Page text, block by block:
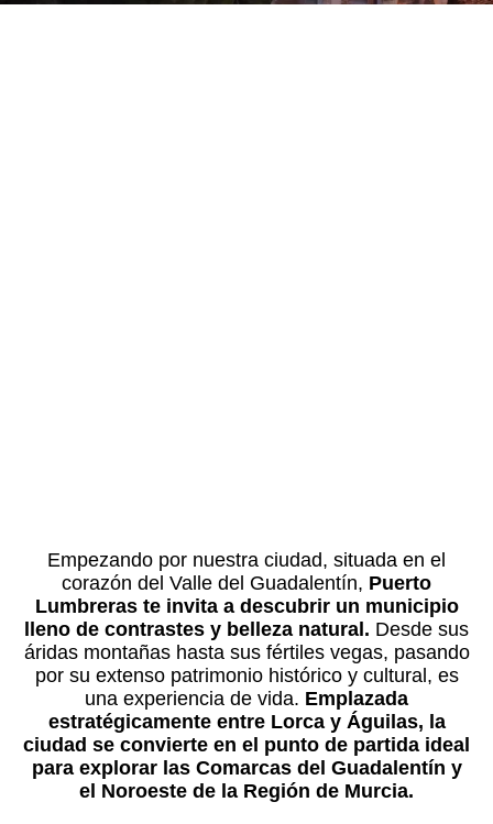
Empezando por nuestra ciudad, situada en el
corazón del Valle del Guadalentín, Puerto
Lumbreras te invita a descubrir un municipio
lleno de contrastes y belleza natural. Desde sus
áridas montañas hasta sus fértiles vegas, pasando
por su extenso patrimonio histórico y cultural, es
una experiencia de vida. Emplazada
estratégicamente entre Lorca y Águilas, la
ciudad se convierte en el punto de partida ideal
para explorar las Comarcas del Guadalentín y
el Noroeste de la Región de Murcia.